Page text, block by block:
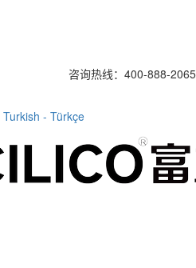
咨询热线：400-888-2065
Turkish - Türkçe